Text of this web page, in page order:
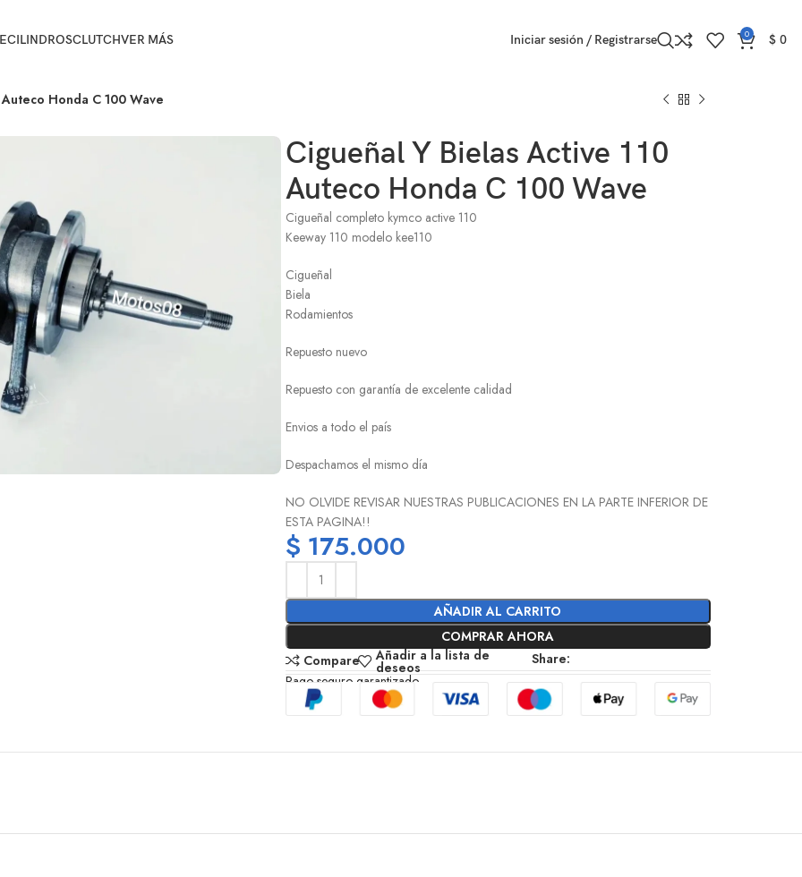
CILINDROSCLUTCHVER MÁS Iniciar sesión / Registrarse 0 $ 0
Honda C 100 Wave
Cigueñal Y Bielas Active 110
Auteco Honda C 100 Wave
Cigueñal completo kymco active 110
Keeway 110 modelo kee110
Cigueñal
Biela
Rodamientos
Repuesto nuevo
Repuesto con garantía de excelente calidad
Envios a todo el país
Despachamos el mismo día
NO OLVIDE REVISAR NUESTRAS PUBLICACIONES EN LA PARTE INFERIOR DE
ESTA PAGINA!!
$ 175.000
AÑADIR AL CARRITO
COMPRAR AHORA
Compare
Añadir a la lista de
deseos
Share:
Pago seguro garantizado